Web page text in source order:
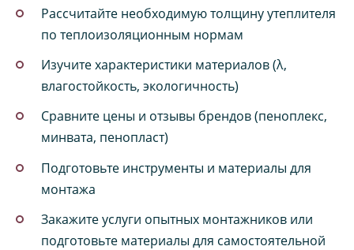
Рассчитайте необходимую толщину утеплителя
по теплоизоляционным нормам
Изучите характеристики материалов (λ,
влагостойкость, экологичность)
Сравните цены и отзывы брендов (пеноплекс,
минвата, пенопласт)
Подготовьте инструменты и материалы для
монтажа
Закажите услуги опытных монтажников или
подготовьте материалы для самостоятельной